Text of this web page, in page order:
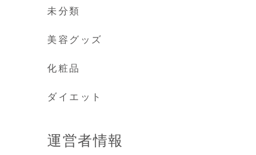
未分類
美容グッズ
化粧品
ダイエット
運営者情報